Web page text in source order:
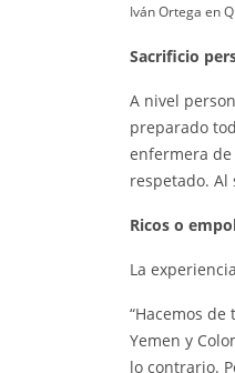
Iván Ortega en
Sacrificio
A nivel
preparado
enfermera de
respetado. Al
Ricos o
La
“Hacemos
Yemen y
lo contrario.